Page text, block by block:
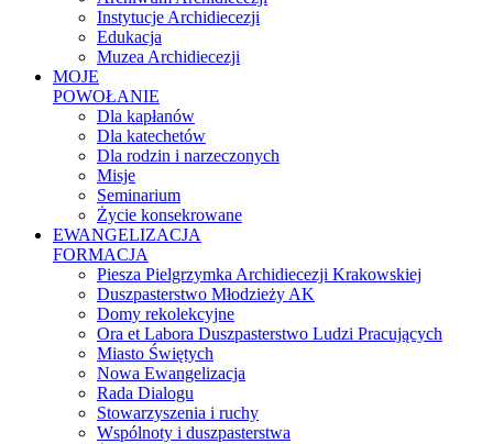
Instytucje Archidiecezji
Edukacja
Muzea Archidiecezji
MOJE
POWOŁANIE
Dla kapłanów
Dla katechetów
Dla rodzin i narzeczonych
Misje
Seminarium
Życie konsekrowane
EWANGELIZACJA
FORMACJA
Piesza Pielgrzymka Archidiecezji Krakowskiej
Duszpasterstwo Młodzieży AK
Domy rekolekcyjne
Ora et Labora Duszpasterstwo Ludzi Pracujących
Miasto Świętych
Nowa Ewangelizacja
Rada Dialogu
Stowarzyszenia i ruchy
Wspólnoty i duszpasterstwa